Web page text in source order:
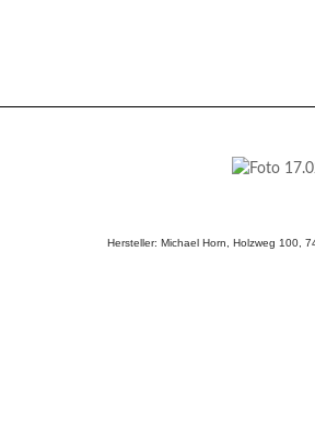
Hersteller: Michael Horn, Holzweg 100,